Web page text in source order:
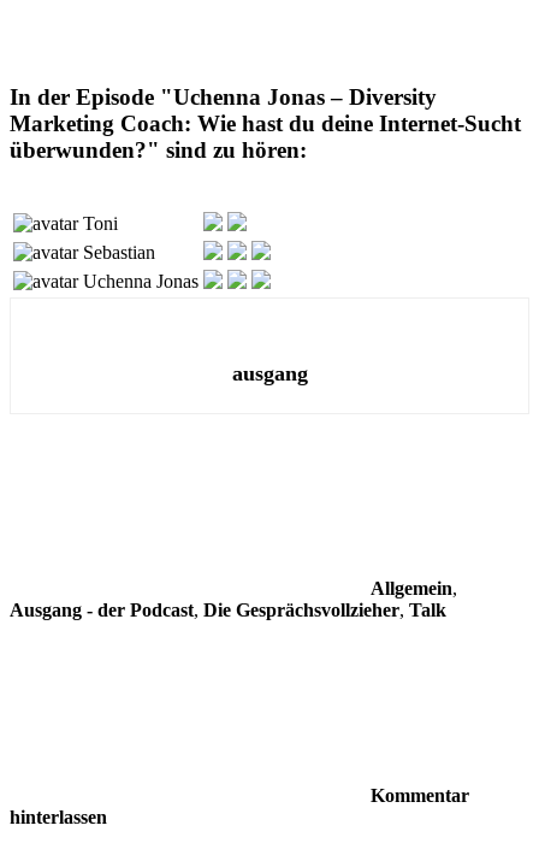
In der Episode "Uchenna Jonas – Diversity
Marketing Coach: Wie hast du deine Internet-Sucht
überwunden?" sind zu hören:
Toni
Sebastian
Uchenna Jonas
ausgang
Allgemein,
Ausgang - der Podcast, Die Gesprächsvollzieher, Talk
Kommentar
hinterlassen